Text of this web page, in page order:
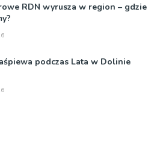
RDN wyrusza w region – gdzie
podczas Lata w Dolinie